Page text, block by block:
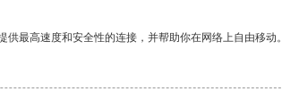
最高速度和安全性的连接，并帮助你在网络上自由移动。